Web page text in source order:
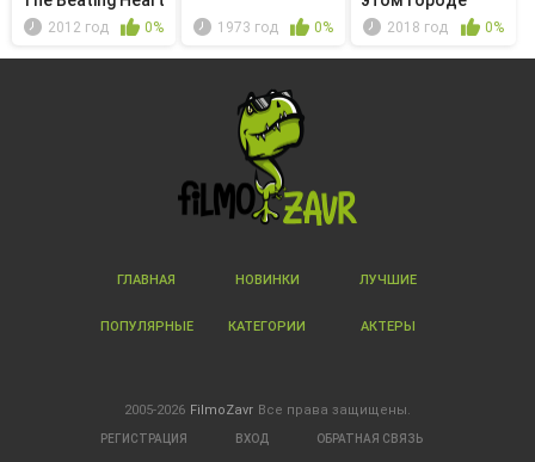
2012 год 0% 1973 год 0% 2018 год 0%
ГЛАВНАЯ НОВИНКИ ЛУЧШИЕ
ПОПУЛЯРНЫЕ КАТЕГОРИИ АКТЕРЫ
2005-2026 FilmoZavr Все права защищены.
РЕГИСТРАЦИЯ ВХОД ОБРАТНАЯ СВЯЗЬ